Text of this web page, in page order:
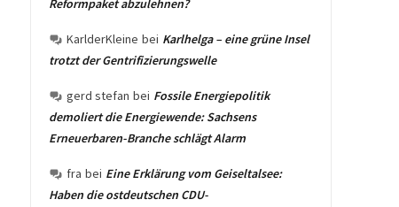
Reformpaket abzulehnen?
KarlderKleine bei Karlhelga – eine grüne Insel
trotzt der Gentrifizierungswelle
gerd stefan bei Fossile Energiepolitik
demoliert die Energiewende: Sachsens
Erneuerbaren-Branche schlägt Alarm
fra bei Eine Erklärung vom Geiseltalsee:
Haben die ostdeutschen CDU-